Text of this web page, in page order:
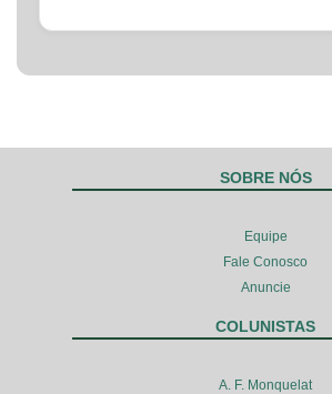
SOBRE NÓS
Equipe
Fale Conosco
Anuncie
COLUNISTAS
A. F. Monquelat